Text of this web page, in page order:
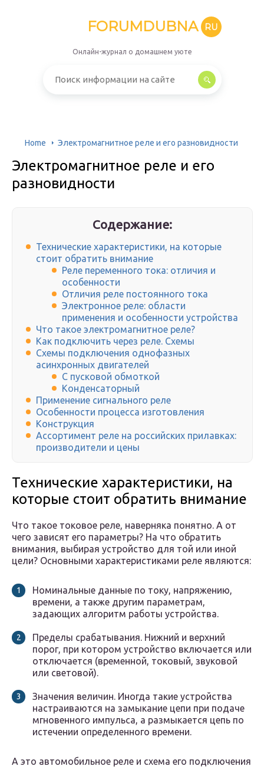
FORUMDUBNA RU
Онлайн-журнал о домашнем уюте
Home Электромагнитное реле и его разновидности
Электромагнитное реле и его
разновидности
Содержание:
Технические характеристики, на которые
стоит обратить внимание
Реле переменного тока: отличия и
особенности
Отличия реле постоянного тока
Электронное реле: области
применения и особенности устройства
Что такое электромагнитное реле?
Как подключить через реле. Схемы
Схемы подключения однофазных
асинхронных двигателей
С пусковой обмоткой
Конденсаторный
Применение сигнального реле
Особенности процесса изготовления
Конструкция
Ассортимент реле на российских прилавках:
производители и цены
Технические характеристики, на
которые стоит обратить внимание
Что такое токовое реле, наверняка понятно. А от
чего зависят его параметры? На что обратить
внимания, выбирая устройство для той или иной
цели? Основными характеристиками реле являются:
Номинальные данные по току, напряжению,
времени, а также другим параметрам,
задающих алгоритм работы устройства.
Пределы срабатывания. Нижний и верхний
порог, при котором устройство включается или
отключается (временной, токовый, звуковой
или световой).
Значения величин. Иногда такие устройства
настраиваются на замыкание цепи при подаче
мгновенного импульса, а размыкается цепь по
истечении определенного времени.
А это автомобильное реле и схема его подключения